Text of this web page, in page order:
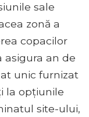
sale
zonă a
copacilor
asigura an de
unic furnizat
la opțiunile
site-ului,